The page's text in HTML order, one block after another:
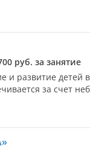
руб. за занятие
и развитие детей
за счет